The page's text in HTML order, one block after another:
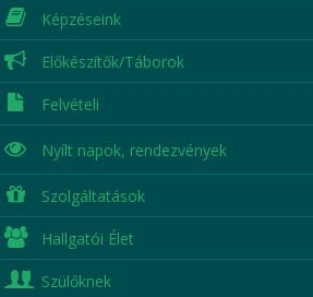
Képzéseink
Előkészítők/Táborok
Felvételi
Nyílt napok, rendezvények
Szolgáltatások
Hallgatói Élet
Szülőknek